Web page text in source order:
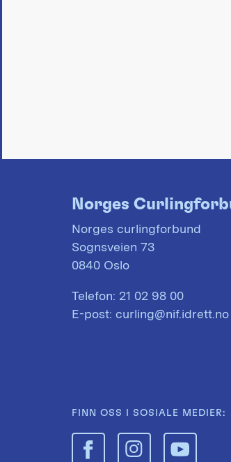
Norges
Norges curlingforbund
Sognsveien 73
0840 Oslo
Telefon: 21 02 98 00
E-post: curling@nif.idrett.no
FINN OSS I SOSIALE MEDIER: